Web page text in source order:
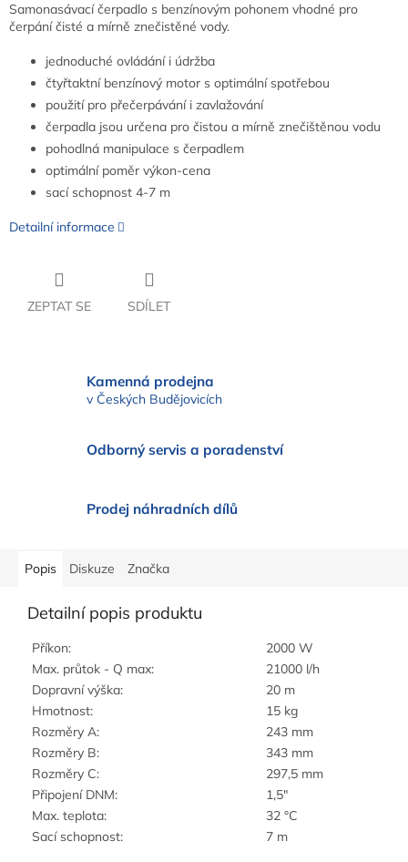
Samonasávací čerpadlo s benzínovým pohonem vhodné pro
čerpání čisté a mírně znečistěné vody.
jednoduché ovládání i údržba
čtyřtaktní benzínový motor s optimální spotřebou
použití pro přečerpávání i zavlažování
čerpadla jsou určena pro čistou a mírně znečištěnou vodu
pohodlná manipulace s čerpadlem
optimální poměr výkon-cena
sací schopnost 4-7 m
Detailní informace
ZEPTAT SE SDÍLET
Kamenná prodejna
v Českých Budějovicích
Odborný servis a poradenství
Prodej náhradních dílů
Popis Diskuze Značka
Detailní popis produktu
Příkon:
2000 W
Max. průtok - Q max:
21000 l/h
Dopravní výška:
20 m
Hmotnost:
15 kg
Rozměry A:
243 mm
Rozměry B:
343 mm
Rozměry C:
297,5 mm
Připojení DNM:
1,5"
Max. teplota:
32 °C
Sací schopnost:
7 m